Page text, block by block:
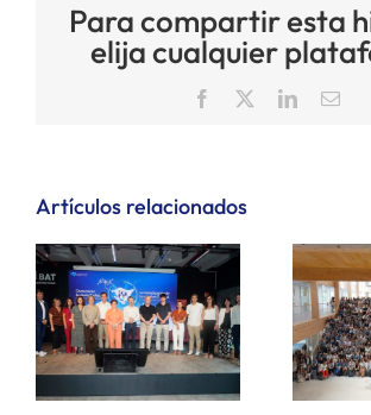
Para compartir esta
elija cualquier
Facebook LinkedIn
Artículos relacionados